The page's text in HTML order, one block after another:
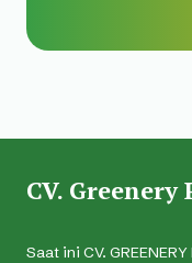
CV. Greenery
Saat ini CV.